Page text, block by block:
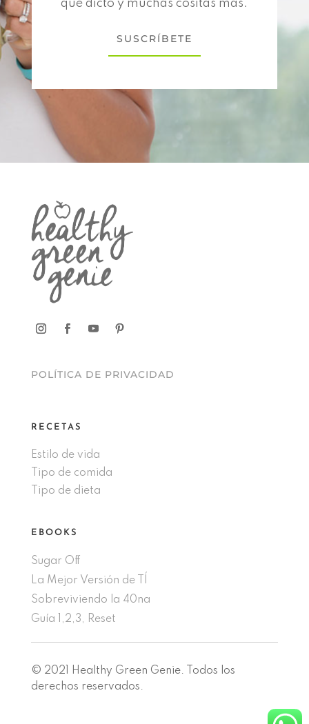
que dicto y muchas cositas más.
SUSCRÍBETE
POLÍTICA DE PRIVACIDAD
RECETAS
Estilo de vida
Tipo de comida
Tipo de dieta
EBOOKS
Sugar Off
La Mejor Versión de TÍ
Sobreviviendo la 40na
Guía 1,2,3, Reset
© 2021 Healthy Green Genie. Todos los
derechos reservados.